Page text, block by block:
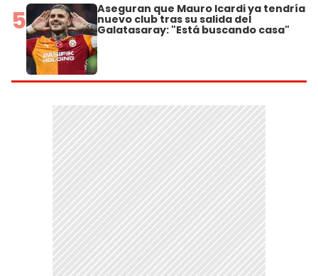
5 Aseguran que Mauro Icardi ya tendría
nuevo club tras su salida del
Galatasaray: "Está buscando casa"